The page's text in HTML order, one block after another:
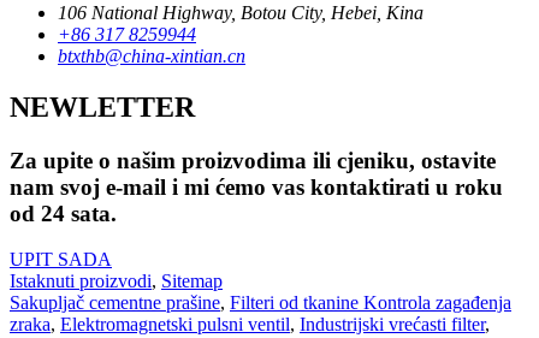
106 National Highway, Botou City, Hebei, Kina
+86 317 8259944
btxthb@china-xintian.cn
NEWLETTER
Za upite o našim proizvodima ili cjeniku, ostavite
nam svoj e-mail i mi ćemo vas kontaktirati u roku
od 24 sata.
UPIT SADA
Istaknuti proizvodi, Sitemap
Sakupljač cementne prašine, Filteri od tkanine Kontrola zagađenja
zraka, Elektromagnetski pulsni ventil, Industrijski vrećasti filter,